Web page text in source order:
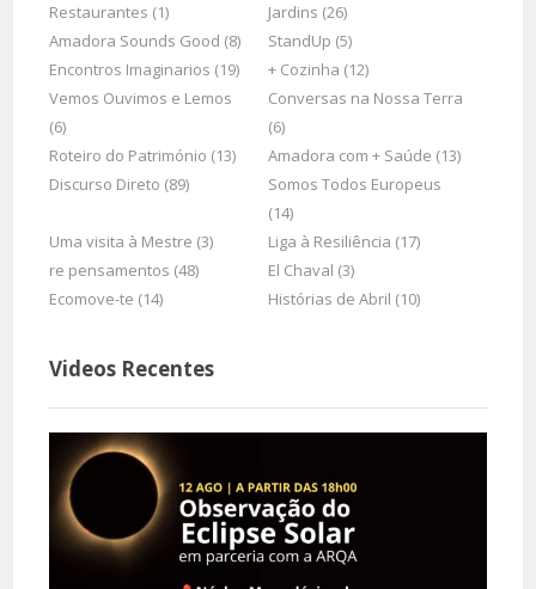
Restaurantes (1)
Jardins (26)
Amadora Sounds Good (8)
StandUp (5)
Encontros Imaginarios (19)
+ Cozinha (12)
Vemos Ouvimos e Lemos
(6)
Conversas na Nossa Terra
(6)
Roteiro do Património (13)
Amadora com + Saúde (13)
Discurso Direto (89)
Somos Todos Europeus
(14)
Uma visita à Mestre (3)
Liga à Resiliência (17)
re pensamentos (48)
El Chaval (3)
Ecomove-te (14)
Histórias de Abril (10)
Videos Recentes